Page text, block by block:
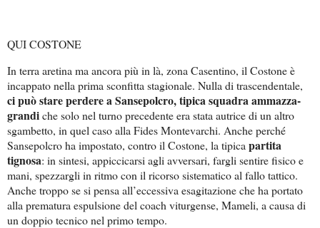
QUI COSTONE
In terra aretina ma ancora più in là, zona Casentino, il Costone è
incappato nella prima sconfitta stagionale. Nulla di trascendentale,
ci può stare perdere a Sansepolcro, tipica squadra ammazza-
grandiche solo nel turno precedente era stata autrice di un altro
sgambetto, in quel caso alla Fides Montevarchi. Anche perché
Sansepolcro ha impostato, contro il Costone, la tipica partita
tignosa: in sintesi, appiccicarsi agli avversari, fargli sentire fisico e
mani, spezzargli in ritmo con il ricorso sistematico al fallo tattico.
Anche troppo se si pensa all’eccessiva esagitazione che ha portato
alla prematura espulsione del coach viturgense, Mameli, a causa di
un doppio tecnico nel primo tempo.